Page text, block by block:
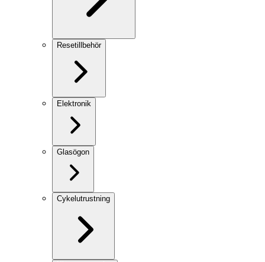
Resetillbehör
Elektronik
Glasögon
Cykelutrustning